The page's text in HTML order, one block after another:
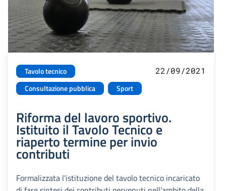
Tavolo tecnico
Consultazione pubblica
Sport
22/09/2021
Riforma del lavoro sportivo.
Istituito il Tavolo Tecnico e
riaperto termine per invio
contributi
Formalizzata l'istituzione del tavolo tecnico incaricato